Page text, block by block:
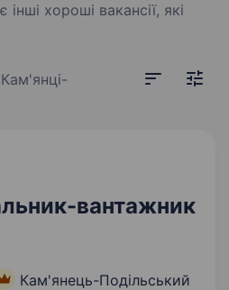
хороші вакансії, які
вантажник
Кам'янець-Подільський